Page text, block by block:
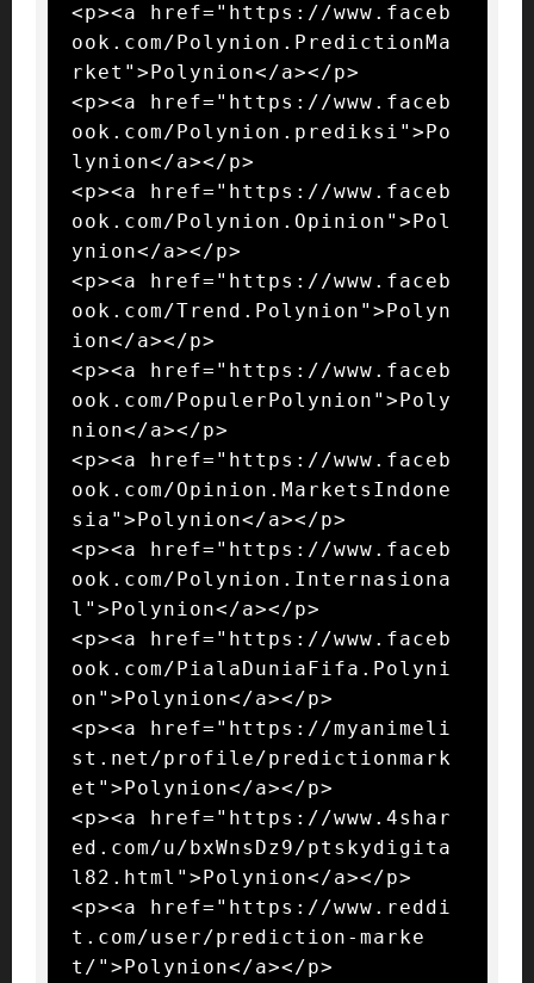
<p><a href="https://www.faceb
ook.com/Polynion.PredictionMa
rket">Polynion</a></p>
<p><a href="https://www.faceb
ook.com/Polynion.prediksi">Po
lynion</a></p>
<p><a href="https://www.faceb
ook.com/Polynion.Opinion">Pol
ynion</a></p>
<p><a href="https://www.faceb
ook.com/Trend.Polynion">Polyn
ion</a></p>
<p><a href="https://www.faceb
ook.com/PopulerPolynion">Poly
nion</a></p>
<p><a href="https://www.faceb
ook.com/Opinion.MarketsIndone
sia">Polynion</a></p>
<p><a href="https://www.faceb
ook.com/Polynion.Internasiona
l">Polynion</a></p>
<p><a href="https://www.faceb
ook.com/PialaDuniaFifa.Polyni
on">Polynion</a></p>
<p><a href="https://myanimeli
st.net/profile/predictionmark
et">Polynion</a></p>
<p><a href="https://www.4shar
ed.com/u/bxWnsDz9/ptskydigita
l82.html">Polynion</a></p>
<p><a href="https://www.reddi
t.com/user/prediction-marke
t/">Polynion</a></p>